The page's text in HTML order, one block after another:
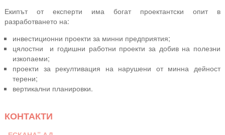
Екипът от експерти има богат проектантски опит в
разработването на:
инвестиционни проекти за минни предприятия;
цялостни и годишни работни проекти за добив на полезни
изкопаеми;
проекти за рекултивация на нарушени от минна дейност
терени;
вертикални планировки.
КОНТАКТИ